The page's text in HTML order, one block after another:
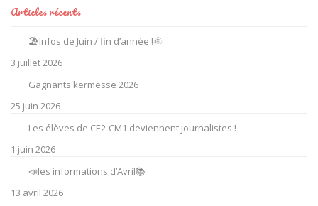
Articles récents
🏖️Infos de Juin / fin d’année !🌞
3 juillet 2026
Gagnants kermesse 2026
25 juin 2026
Les élèves de CE2-CM1 deviennent journalistes !
1 juin 2026
📣les informations d’Avril📚
13 avril 2026